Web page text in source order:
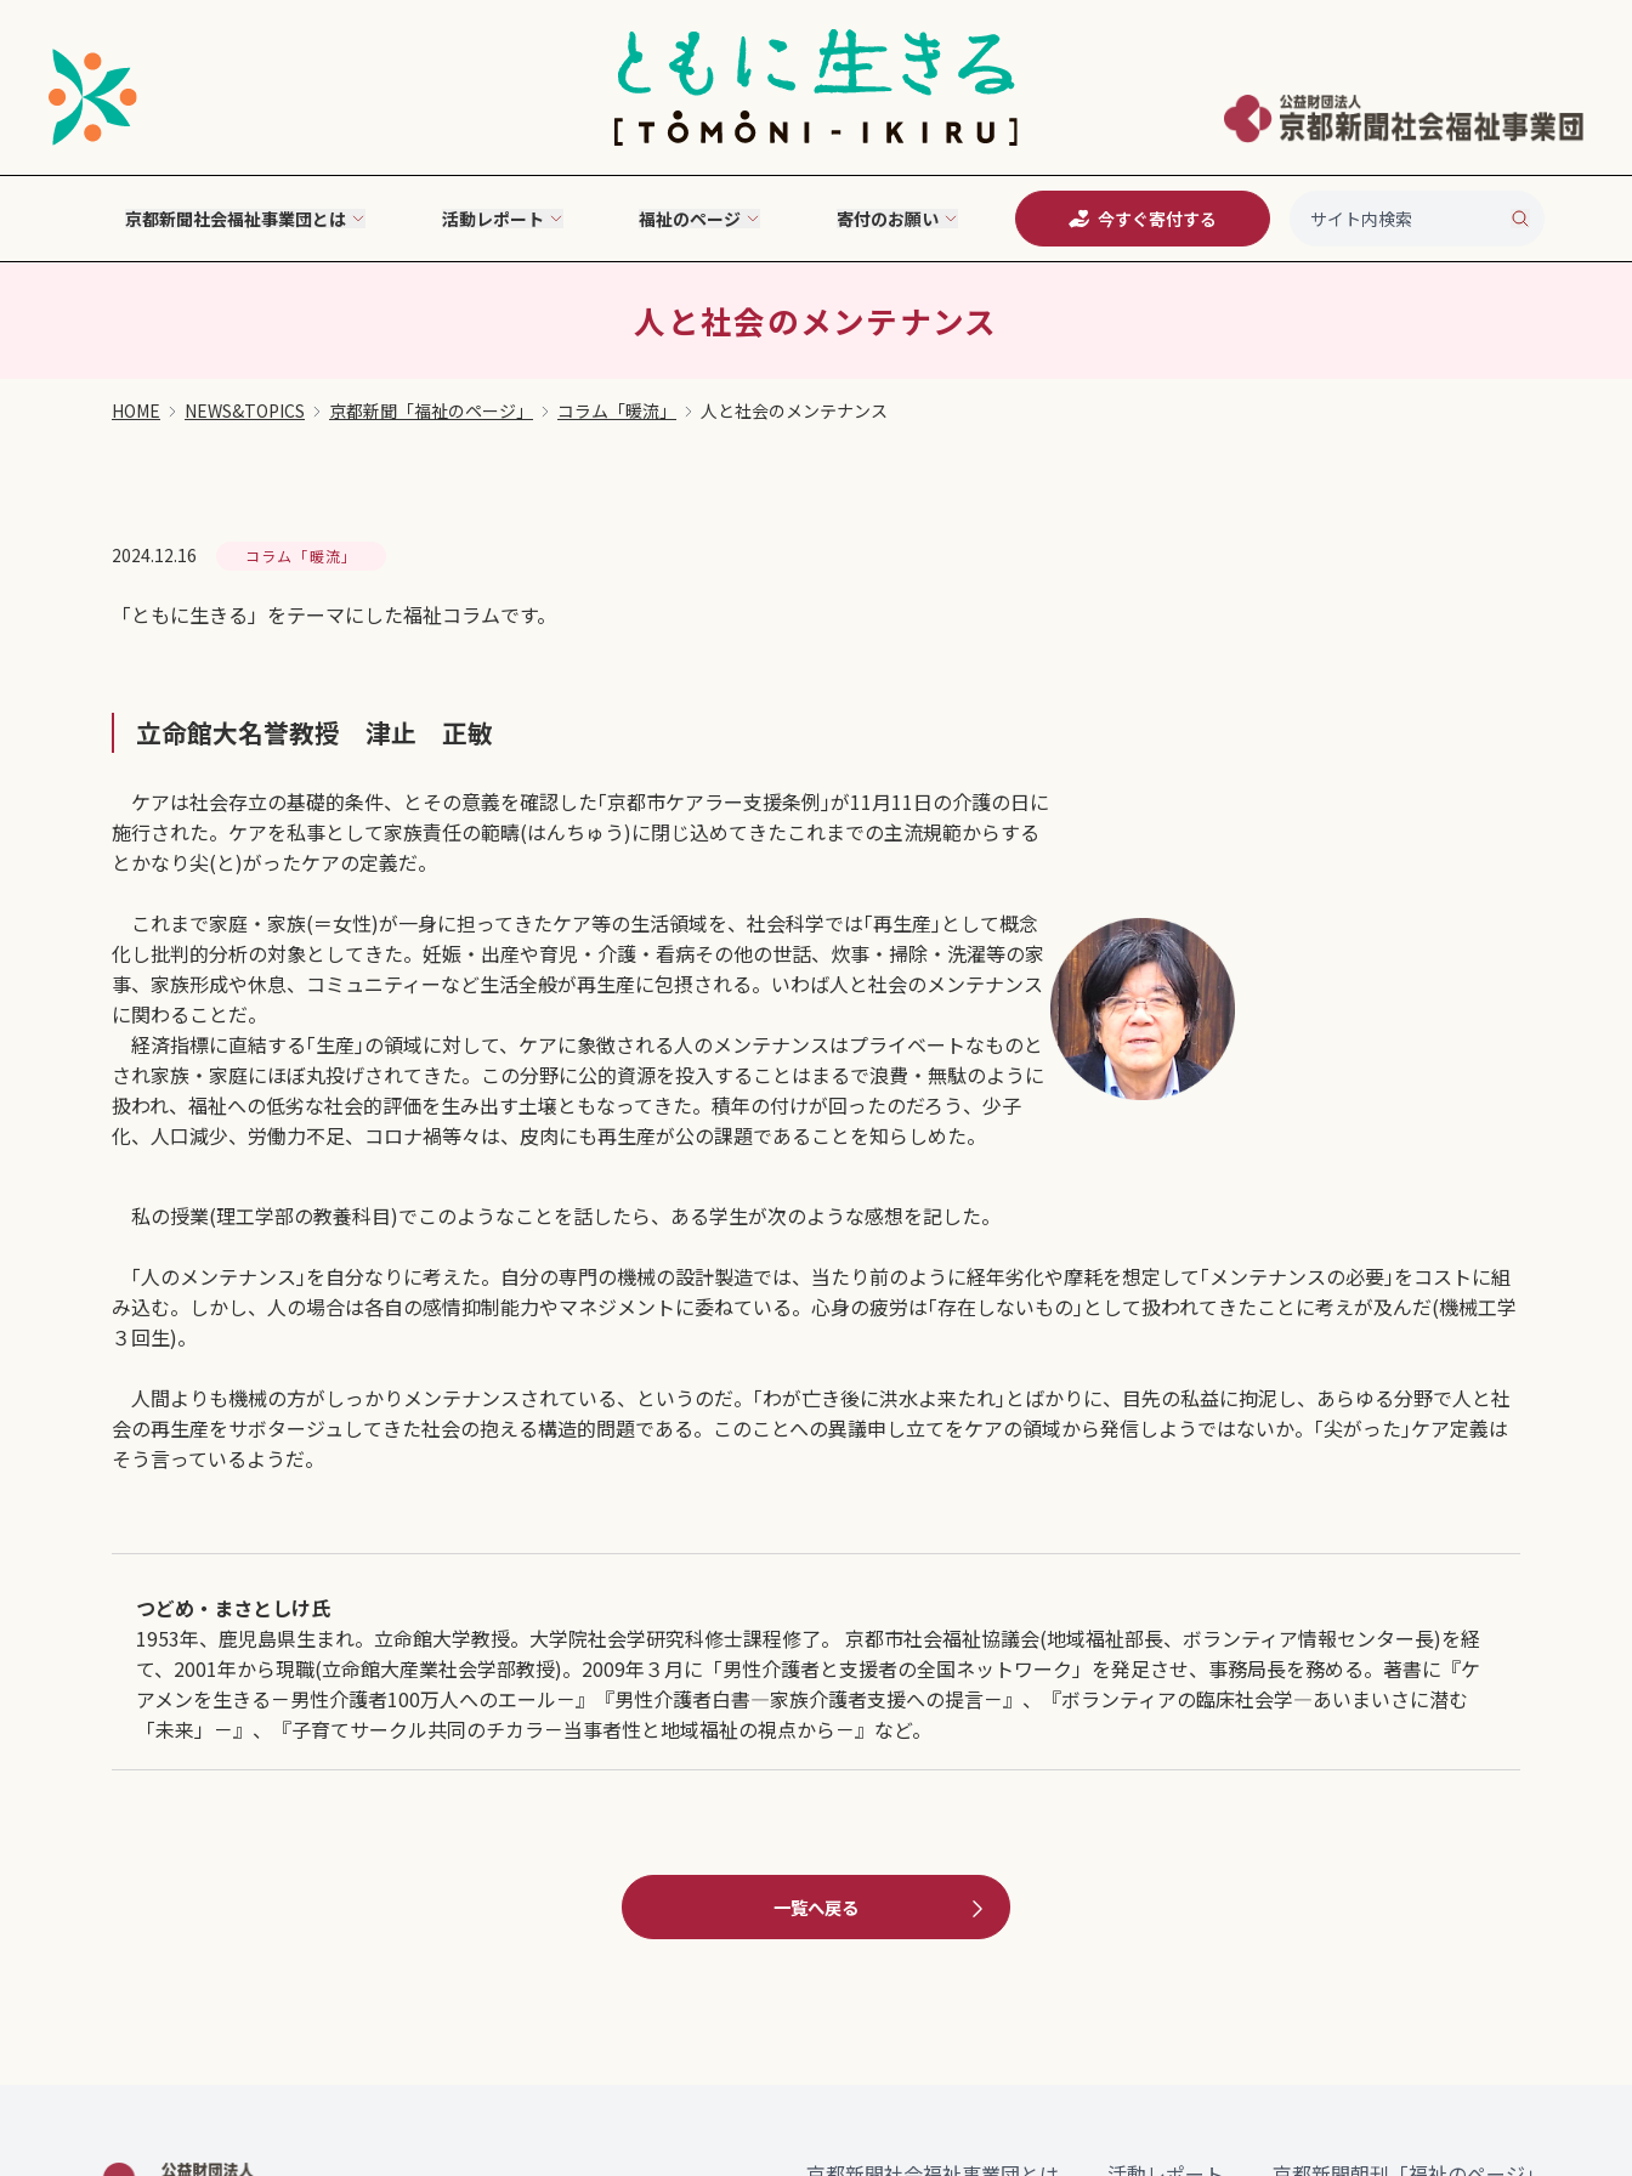
京都新聞社会福祉事業団とは 活動レポート 福祉のページ 寄付のお願い 今すぐ寄付する
人と社会のメンテナンス
HOME NEWS&TOPICS 京都新聞「福祉のページ」 コラム「暖流」 人と社会のメンテナンス
2024.12.16 コラム「暖流」
「ともに生きる」をテーマにした福祉コラムです。
立命館大名誉教授 津止 正敏
ケアは社会存立の基礎的条件、とその意義を確認した｢京都市ケアラー支援条例｣が11月11日の介護の日に
施行された。ケアを私事として家族責任の範疇(はんちゅう)に閉じ込めてきたこれまでの主流規範からする
とかなり尖(と)がったケアの定義だ。
これまで家庭・家族(＝女性)が一身に担ってきたケア等の生活領域を、社会科学では｢再生産｣として概念
化し批判的分析の対象としてきた。妊娠・出産や育児・介護・看病その他の世話、炊事・掃除・洗濯等の家
事、家族形成や休息、コミュニティーなど生活全般が再生産に包摂される。いわば人と社会のメンテナンス
に関わることだ。
経済指標に直結する｢生産｣の領域に対して、ケアに象徴される人のメンテナンスはプライベートなものと
され家族・家庭にほぼ丸投げされてきた。この分野に公的資源を投入することはまるで浪費・無駄のように
扱われ、福祉への低劣な社会的評価を生み出す土壌ともなってきた。積年の付けが回ったのだろう、少子
化、人口減少、労働力不足、コロナ禍等々は、皮肉にも再生産が公の課題であることを知らしめた。
私の授業(理工学部の教養科目)でこのようなことを話したら、ある学生が次のような感想を記した。
｢人のメンテナンス｣を自分なりに考えた。自分の専門の機械の設計製造では、当たり前のように経年劣化や摩耗を想定して｢メンテナンスの必要｣をコストに組
み込む。しかし、人の場合は各自の感情抑制能力やマネジメントに委ねている。心身の疲労は｢存在しないもの｣として扱われてきたことに考えが及んだ(機械工学
３回生)。
人間よりも機械の方がしっかりメンテナンスされている、というのだ。｢わが亡き後に洪水よ来たれ｣とばかりに、目先の私益に拘泥し、あらゆる分野で人と社
会の再生産をサボタージュしてきた社会の抱える構造的問題である。このことへの異議申し立てをケアの領域から発信しようではないか。｢尖がった｣ケア定義は
そう言っているようだ。
つどめ・まさとしけ氏
1953年、鹿児島県生まれ。立命館大学教授。大学院社会学研究科修士課程修了。 京都市社会福祉協議会(地域福祉部長、ボランティア情報センター長)を経
て、2001年から現職(立命館大産業社会学部教授)。2009年３月に「男性介護者と支援者の全国ネットワーク」を発足させ、事務局長を務める。著書に『ケ
アメンを生きる－男性介護者100万人へのエール－』『男性介護者白書―家族介護者支援への提言－』、『ボランティアの臨床社会学―あいまいさに潜む
「未来」－』、『子育てサークル共同のチカラ－当事者性と地域福祉の視点から－』など。
一覧へ戻る